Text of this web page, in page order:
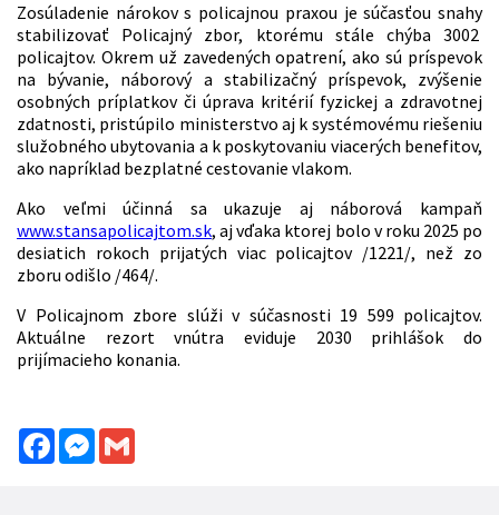
Zosúladenie nárokov s policajnou praxou je súčasťou snahy
stabilizovať Policajný zbor, ktorému stále chýba 3002
policajtov. Okrem už zavedených opatrení, ako sú príspevok
na bývanie, náborový a stabilizačný príspevok, zvýšenie
osobných príplatkov či úprava kritérií fyzickej a zdravotnej
zdatnosti, pristúpilo ministerstvo aj k systémovému riešeniu
služobného ubytovania a k poskytovaniu viacerých benefitov,
ako napríklad bezplatné cestovanie vlakom.
Ako veľmi účinná sa ukazuje aj náborová kampaň
www.stansapolicajtom.sk, aj vďaka ktorej bolo v roku 2025 po
desiatich rokoch prijatých viac policajtov /1221/, než zo
zboru odišlo /464/.
V Policajnom zbore slúži v súčasnosti 19 599 policajtov.
Aktuálne rezort vnútra eviduje 2030 prihlášok do
prijímacieho konania.
FacebookMessenger